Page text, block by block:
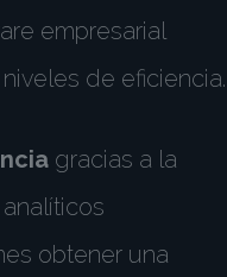
empresarial
de eficiencia.
gracias a la
obtener una